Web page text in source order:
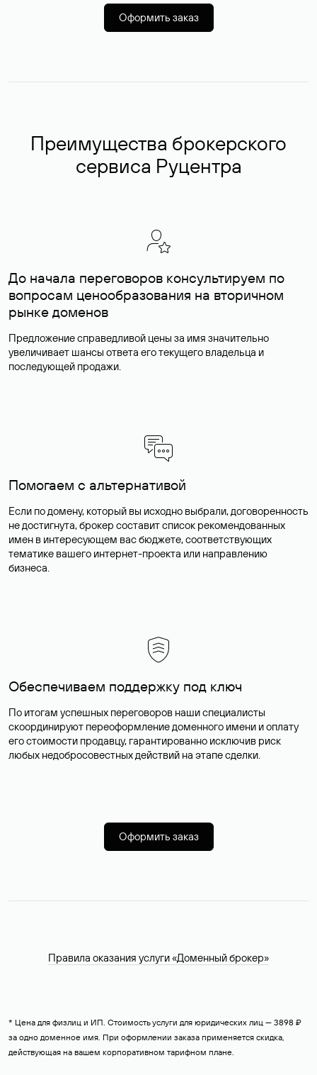
Оформить заказ
Преимущества брокерского
сервиса Руцентра
До начала переговоров консультируем по
вопросам ценообразования на вторичном
рынке доменов
Предложение справедливой цены за имя значительно
увеличивает шансы ответа его текущего владельца и
последующей продажи.
Помогаем с альтернативой
Если по домену, который вы исходно выбрали, договоренность
не достигнута, брокер составит список рекомендованных
имен в интересующем вас бюджете, соответствующих
тематике вашего интернет-проекта или направлению
бизнеса.
Обеспечиваем поддержку под ключ
По итогам успешных переговоров наши специалисты
скоординируют переоформление доменного имени и оплату
его стоимости продавцу, гарантированно исключив риск
любых недобросовестных действий на этапе сделки.
Оформить заказ
Правила оказания услуги «Доменный брокер»
* Цена для физлиц и ИП. Стоимость услуги для юридических лиц — 3898 ₽
за одно доменное имя. При оформлении заказа применяется скидка,
действующая на вашем корпоративном тарифном плане.